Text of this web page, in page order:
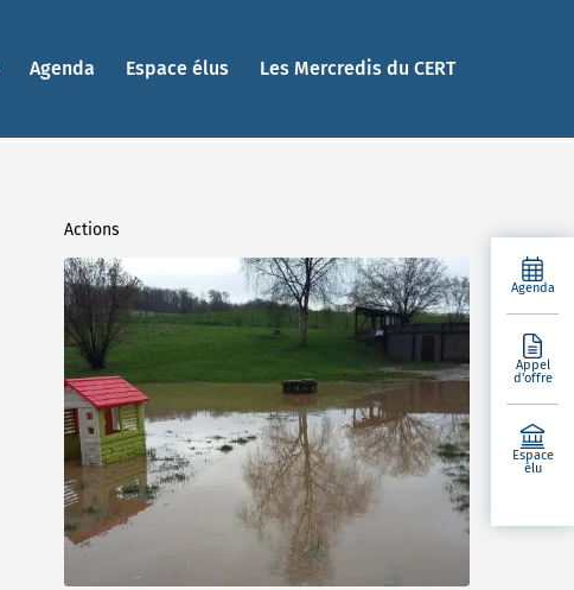
Agenda Espace élus Les Mercredis du CERT
Agenda
Appel
d'offre
Espace
élu
Actions